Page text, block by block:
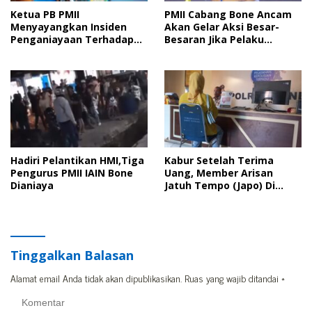
Ketua PB PMII
Menyayangkan Insiden
Penganiayaan Terhadap
PMII Cabang Bone Ancam
Akan Gelar Aksi Besar-
Besaran Jika Pelaku
Hadiri Pelantikan HMI,Tiga
Pengurus PMII IAIN Bone
Dianiaya
Kabur Setelah Terima
Uang, Member Arisan
Jatuh Tempo (Japo) Di
Tinggalkan Balasan
Alamat email Anda tidak akan dipublikasikan. Ruas yang wajib ditandai *